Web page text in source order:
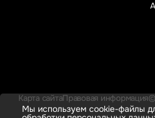
Карта сайтаПравовая информация©
Мы используем cookie-файлы